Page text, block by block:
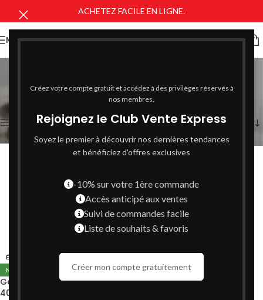
Créez votre compte gratuit et accédez à des privilèges réservés à
nos membres.
Rejoignez le Club Vente Express
Soyez le premier à découvrir nos dernières tendances
et bénéficiez d'offres exclusives
-10% sur votre 1ère commande
Accès anticipé aux ventes
Suivi de commandes facile
Liste de souhaits & favoris
Créer mon compte gratuitement
ACHETEZ FACILE EN LIGNE.
MENU
Catégories
Afficher la barre latérale
ÉPUISÉ
NOUVEAU
Gel Douche Lipikar Surgras
400ml – La Roche-Posay |